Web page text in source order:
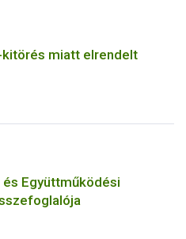
kitörés miatt elrendelt
és Együttműködési